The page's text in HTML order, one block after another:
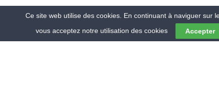
Ce site web utilise des cookies. En continuant à naviguer sur
vous acceptez notre utilisation des cookies
Accepter